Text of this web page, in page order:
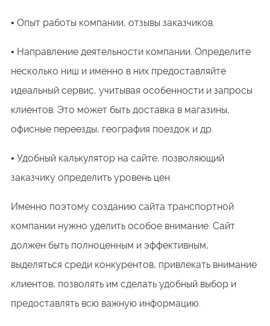
• Опыт работы компании, отзывы заказчиков.
• Направление деятельности компании. Определите
несколько ниш и именно в них предоставляйте
идеальный сервис, учитывая особенности и запросы
клиентов. Это может быть доставка в магазины,
офисные переезды, география поездок и др.
• Удобный калькулятор на сайте, позволяющий
заказчику определить уровень цен.
Именно поэтому созданию сайта транспортной
компании нужно уделить особое внимание. Сайт
должен быть полноценным и эффективным,
выделяться среди конкурентов, привлекать внимание
клиентов, позволять им сделать удобный выбор и
предоставлять всю важную информацию.